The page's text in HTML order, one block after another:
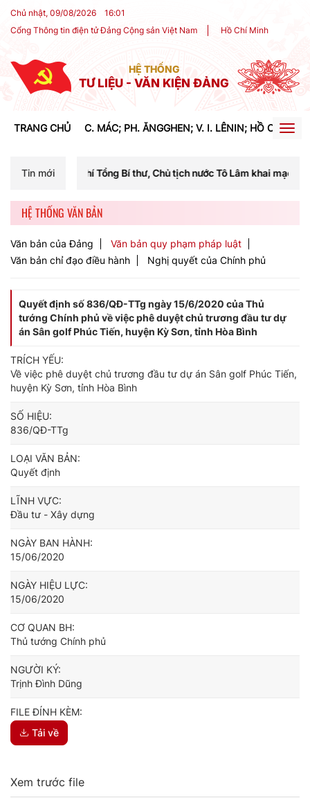
Chủ nhật, 09/08/2026 16:01
Cổng Thông tin điện tử Đảng Cộng sản Việt Nam
Hồ Chí Minh
HỆ THỐNG
TƯ LIỆU - VĂN KIỆN ĐẢNG
TRANG CHỦ C. MÁC; PH. ĂNGGHEN; V. I. LÊNIN; HỒ CHÍ
Tin mới
Tổng Bí thư, Chủ tịch nước Tô Lâm khai mạc Hội nghị Trung ương
HỆ THỐNG VĂN BẢN
Văn bản của Đảng
Văn bản quy phạm pháp luật
Văn bản chỉ đạo điều hành
Nghị quyết của Chính phủ
Quyết định số 836/QĐ-TTg ngày 15/6/2020 của Thủ
tướng Chính phủ về việc phê duyệt chủ trương đầu tư dự
án Sân golf Phúc Tiến, huyện Kỳ Sơn, tỉnh Hòa Bình
TRÍCH YẾU:
Về việc phê duyệt chủ trương đầu tư dự án Sân golf Phúc Tiến,
huyện Kỳ Sơn, tỉnh Hòa Bình
SỐ HIỆU:
836/QĐ-TTg
LOẠI VĂN BẢN:
Quyết định
LĨNH VỰC:
Đầu tư - Xây dựng
NGÀY BAN HÀNH:
15/06/2020
NGÀY HIỆU LỰC:
15/06/2020
CƠ QUAN BH:
Thủ tướng Chính phủ
NGƯỜI KÝ:
Trịnh Đình Dũng
FILE ĐÍNH KÈM:
Tải về
Xem trước file